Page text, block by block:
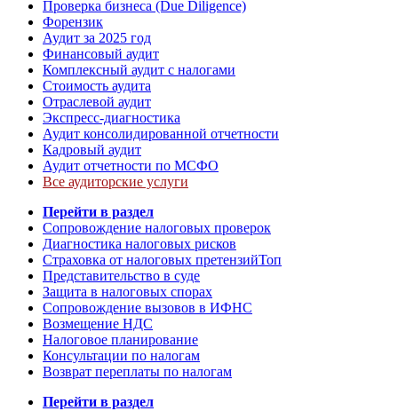
Проверка бизнеса (Due Diligence)
Форензик
Аудит за 2025 год
Финансовый аудит
Комплексный аудит с налогами
Стоимость аудита
Отраслевой аудит
Экспресс-диагностика
Аудит консолидированной отчетности
Кадровый аудит
Аудит отчетности по МСФО
Все аудиторские услуги
Перейти в раздел
Сопровождение налоговых проверок
Диагностика налоговых рисков
Страховка от налоговых претензийТоп
Представительство в суде
Защита в налоговых спорах
Сопровождение вызовов в ИФНС
Возмещение НДС
Налоговое планирование
Консультации по налогам
Возврат переплаты по налогам
Перейти в раздел